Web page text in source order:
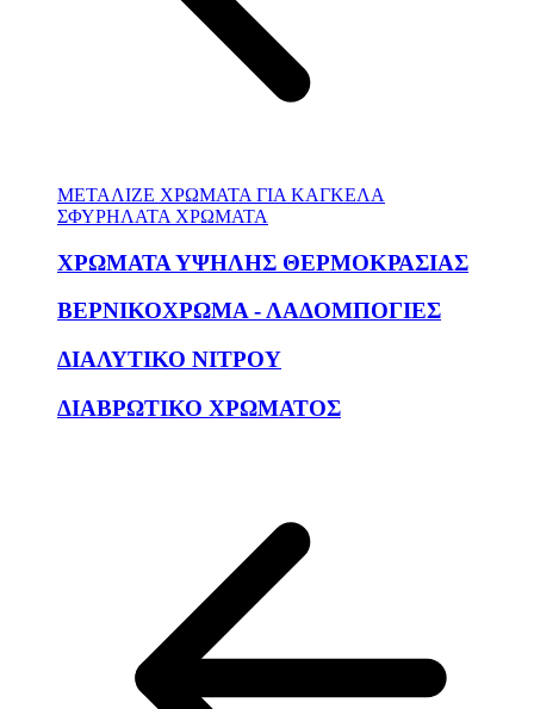
ΜΕΤΑΛΙΖΕ ΧΡΩΜΑΤΑ ΓΙΑ ΚΑΓΚΕΛΑ
ΣΦΥΡΗΛΑΤΑ ΧΡΩΜΑΤΑ
ΧΡΩΜΑΤΑ ΥΨΗΛΗΣ ΘΕΡΜΟΚΡΑΣΙΑΣ
ΒΕΡΝΙΚΟΧΡΩΜΑ - ΛΑΔΟΜΠΟΓΙΕΣ
ΔΙΑΛΥΤΙΚΟ ΝΙΤΡΟΥ
ΔΙΑΒΡΩΤΙΚΟ ΧΡΩΜΑΤΟΣ